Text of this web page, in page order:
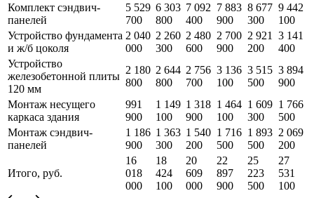
Комплект сэндвич-
панелей
5 529
700
6 303
800
7 092
400
7 883
900
8 677
300
9 442
100
Устройство фундамента
и ж/б цоколя
2 040
000
2 260
300
2 480
600
2 700
900
2 921
200
3 141
400
Устройство
железобетонной плиты
120 мм
2 180
800
2 644
800
2 756
700
3 136
100
3 515
500
3 894
900
Монтаж несущего
каркаса здания
991
900
1 149
100
1 318
900
1 464
100
1 609
300
1 766
500
Монтаж сэндвич-
панелей
1 186
900
1 363
300
1 540
200
1 716
500
1 893
500
2 069
200
Итого, руб.
16
018
000
18
424
100
20
609
000
22
897
900
25
223
500
27
531
100